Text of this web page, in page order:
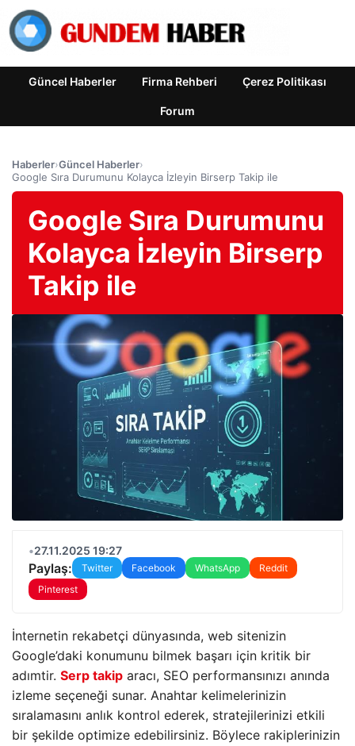
Güncel Haberler Firma Rehberi Çerez Politikası
Forum
Haberler›Güncel Haberler›
Google Sıra Durumunu Kolayca İzleyin Birserp Takip ile
Google Sıra Durumunu
Kolayca İzleyin Birserp
Takip ile
•27.11.2025 19:27
Paylaş: Twitter Facebook WhatsApp
Reddit
Pinterest
İnternetin rekabetçi dünyasında, web sitenizin
Google’daki konumunu bilmek başarı için kritik bir
adımtir. Serp takip aracı, SEO performansınızı anında
izleme seçeneği sunar. Anahtar kelimelerinizin
sıralamasını anlık kontrol ederek, stratejilerinizi etkili
bir şekilde optimize edebilirsiniz. Böylece rakiplerinizin